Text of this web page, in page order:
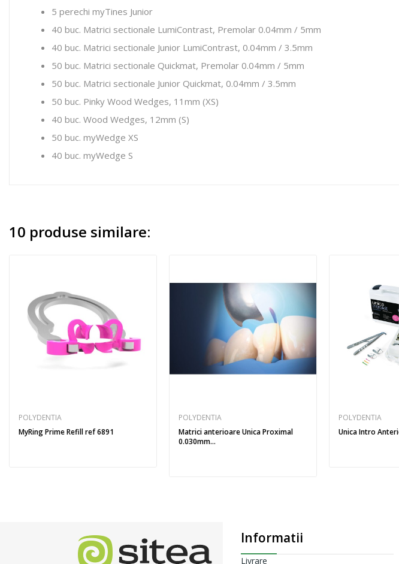
5 perechi myTines Junior
40 buc. Matrici sectionale LumiContrast, Premolar 0.04mm / 5mm
40 buc. Matrici sectionale Junior LumiContrast, 0.04mm / 3.5mm
50 buc. Matrici sectionale Quickmat, Premolar 0.04mm / 5mm
50 buc. Matrici sectionale Junior Quickmat, 0.04mm / 3.5mm
50 buc. Pinky Wood Wedges, 11mm (XS)
40 buc. Wood Wedges, 12mm (S)
50 buc. myWedge XS
40 buc. myWedge S
10 produse similare:
POLYDENTIA
MyRing Prime Refill ref 6891
POLYDENTIA
Matrici anterioare Unica Proximal
0.030mm...
POLYDENTIA
Unica Intro
Informatii
Livrare